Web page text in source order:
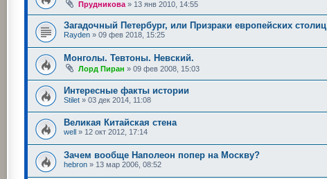
Прудникова » 13 янв 2010, 14:55
Загадочный Петербург, или Призраки европейских столиц
Rayden » 09 фев 2018, 15:25
Монголы. Тевтоны. Невский.
Лорд Пиран » 09 фев 2008, 15:03
Интересные факты истории
Stilet » 03 дек 2014, 11:08
Великая Китайская стена
well » 12 окт 2012, 17:14
Зачем вообще Наполеон попер на Москву?
hebron » 13 мар 2006, 08:52